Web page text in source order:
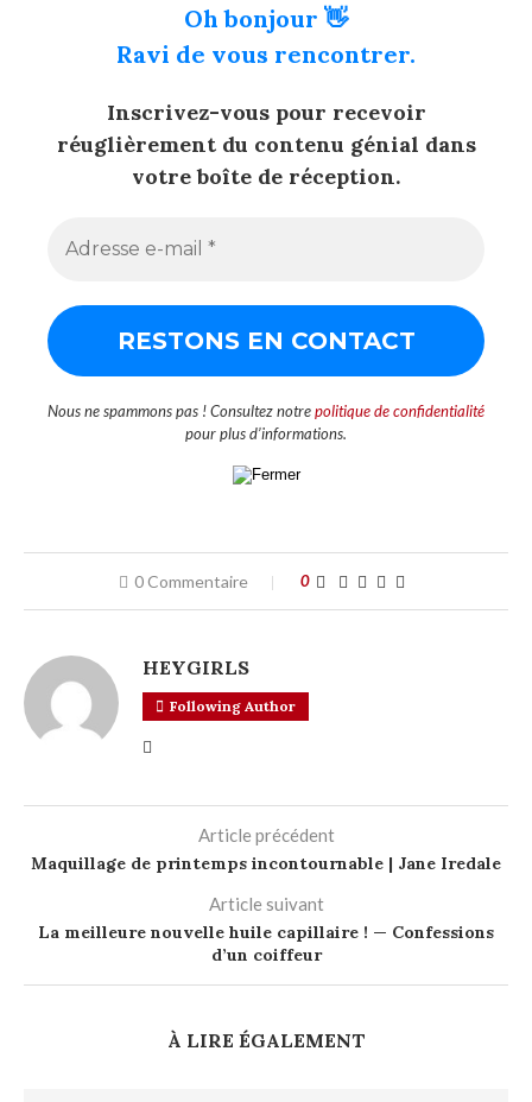
Oh bonjour 👋
Ravi de vous rencontrer.
Inscrivez-vous pour recevoir
réuglièrement du contenu génial dans
votre boîte de réception.
Nous ne spammons pas ! Consultez notrepolitique de confidentialité
pour plus d’informations.
0 Commentaire 0
HEYGIRLS
Following Author
Article précédent
Maquillage de printemps incontournable | Jane Iredale
Article suivant
La meilleure nouvelle huile capillaire ! — Confessions
d’un coiffeur
À LIRE ÉGALEMENT